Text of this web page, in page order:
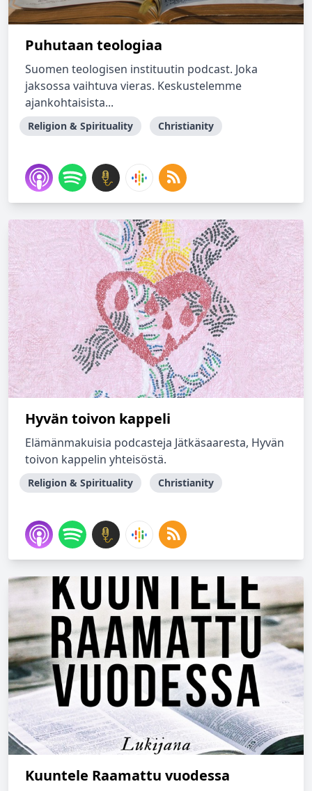
Puhutaan teologiaa
Suomen teologisen instituutin podcast. Joka
jaksossa vaihtuva vieras. Keskustelemme
ajankohtaisista...
Religion & Spirituality Christianity
Hyvän toivon kappeli
Elämänmakuisia podcasteja Jätkäsaaresta, Hyvän
toivon kappelin yhteisöstä.
Religion & Spirituality Christianity
Kuuntele Raamattu vuodessa